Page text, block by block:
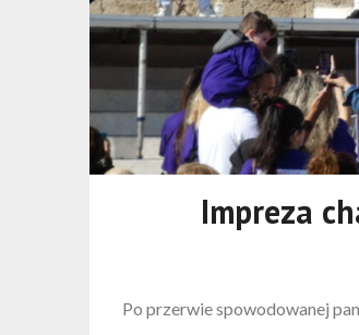
Impreza
Po przerwie spowodowanej